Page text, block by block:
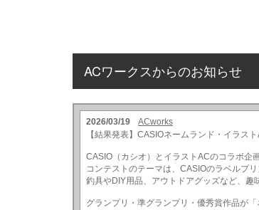
ACワークスからのお知らせ